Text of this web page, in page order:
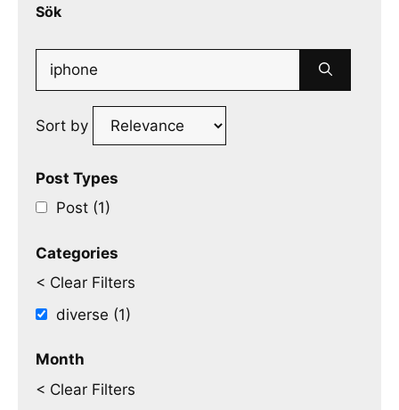
Sök
Search
for:
Sort by
Post Types
Post (1)
Categories
< Clear Filters
diverse (1)
Month
< Clear Filters